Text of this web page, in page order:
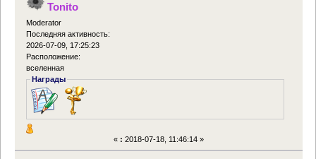
(Прочитано 135819 раз)
Tonito
Moderator
Последняя активность:
2026-07-09, 17:25:23
Расположение:
вселенная
Награды
« : 2018-07-18, 11:46:14 »